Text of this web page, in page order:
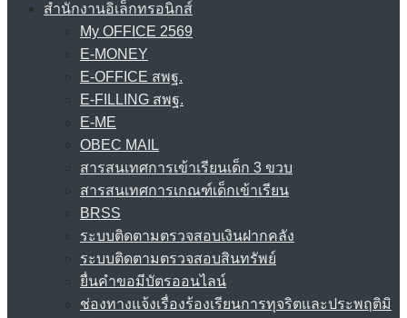
สำนักงานอิเล็กทรอนิกส์
My OFFICE 2569
E-MONEY
E-OFFICE สพฐ.
E-FILLING สพฐ.
E-ME
OBEC MAIL
สารสนเทศการเข้าเรียนเด็ก 3 ขวบ
สารสนเทศการเกณฑ์เด็กเข้าเรียน
BRSS
ระบบติดตามตรวจสอบเงินฝากคลัง
ระบบติดตามตรวจสอบสินทรัพย์
ยื่นคำขอมีบัตรออนไลน์
ช่องทางแจ้งเรื่องร้องเรียนการทุจริตและประพฤติมิ